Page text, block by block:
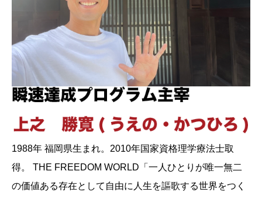
1988年 福岡県生まれ。2010年国家資格理学療法士取
得。 THE FREEDOM WORLD「一人ひとりが唯一無二
の価値ある存在として自由に人生を謳歌する世界をつく